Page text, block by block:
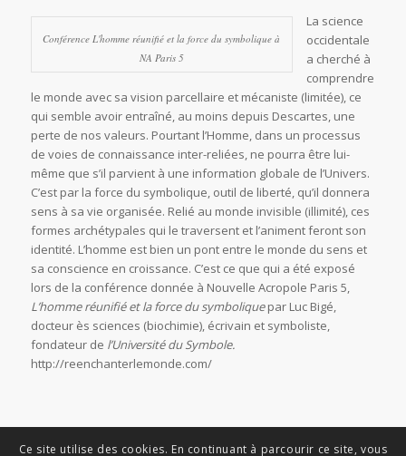
Conférence L'homme réunifié et la force du symbolique à
NA Paris 5
La science
occidentale
a cherché à
comprendre
le monde avec sa vision parcellaire et mécaniste (limitée), ce
qui semble avoir entraîné, au moins depuis Descartes, une
perte de nos valeurs. Pourtant l’Homme, dans un processus
de voies de connaissance inter-reliées, ne pourra être lui-
même que s’il parvient à une information globale de l’Univers.
C’est par la force du symbolique, outil de liberté, qu’il donnera
sens à sa vie organisée. Relié au monde invisible (illimité), ces
formes archétypales qui le traversent et l’animent feront son
identité. L’homme est bien un pont entre le monde du sens et
sa conscience en croissance. C’est ce que qui a été exposé
lors de la conférence donnée à Nouvelle Acropole Paris 5,
L’homme réunifié et la force du symboliquepar Luc Bigé,
docteur ès sciences (biochimie), écrivain et symboliste,
fondateur de l’Université du Symbole.
http://reenchanterlemonde.com/
Ce site utilise des cookies. En continuant à parcourir ce site, vous